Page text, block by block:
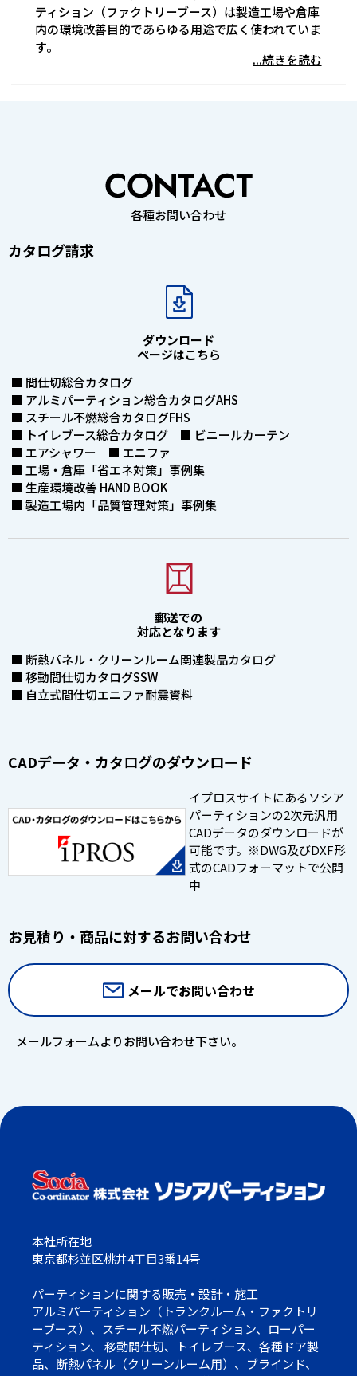
ティション（ファクトリーブース）は製造工場や倉庫
内の環境改善目的であらゆる用途で広く使われていま
す。
...続きを読む
各種お問い合わせ
カタログ請求
ダウンロード
ページはこちら
■ 間仕切総合カタログ
■ アルミパーティション総合カタログAHS
■ スチール不燃総合カタログFHS
■ トイレブース総合カタログ ■ ビニールカーテン
■ エアシャワー ■ エニファ
■ 工場・倉庫「省エネ対策」事例集
■ 生産環境改善 HAND BOOK
■ 製造工場内「品質管理対策」事例集
郵送での
対応となります
■ 断熱パネル・クリーンルーム関連製品カタログ
■ 移動間仕切カタログSSW
■ 自立式間仕切エニファ耐震資料
CADデータ・カタログのダウンロード
イプロスサイトにあるソシア
パーティションの2次元汎用
CADデータのダウンロードが
可能です。※DWG及びDXF形
式のCADフォーマットで公開
中
お見積り・商品に対するお問い合わせ
メールでお問い合わせ
メールフォームよりお問い合わせ下さい。
本社所在地
東京都杉並区桃井4丁目3番14号
パーティションに関する販売・設計・施工
アルミパーティション（トランクルーム・ファクトリ
ーブース）、スチール不燃パーティション、ローパー
ティション、 移動間仕切、トイレブース、各種ドア製
品、断熱パネル（クリーンルーム用）、ブラインド、